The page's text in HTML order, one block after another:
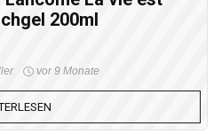
200ml
vor 9 Monate